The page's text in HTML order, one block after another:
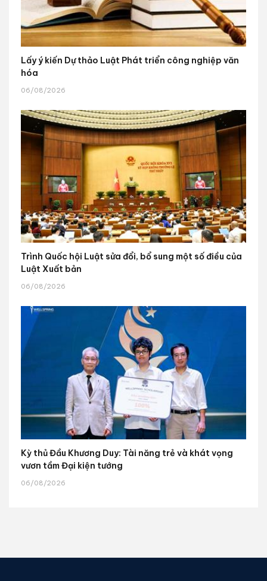
Lấy ý kiến Dự thảo Luật Phát triển công nghiệp văn
hóa
06/08/2026
Trình Quốc hội Luật sửa đổi, bổ sung một số điều của
Luật Xuất bản
06/08/2026
Kỳ thủ Đầu Khương Duy: Tài năng trẻ và khát vọng
vươn tầm Đại kiện tướng
06/08/2026